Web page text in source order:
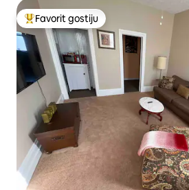
Glavni favorit gostiju
Favorit gostiju